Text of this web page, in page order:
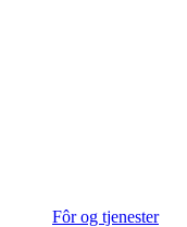
Fôr og tjenester